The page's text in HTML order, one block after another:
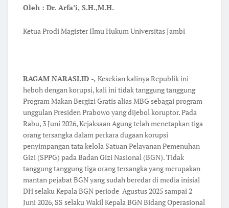
Oleh : Dr. Arfa’i, S.H.,M.H.
Ketua Prodi Magister Ilmu Hukum Universitas Jambi
RAGAM NARASI.ID -, Kesekian kalinya Republik ini
heboh dengan korupsi, kali ini tidak tanggung tanggung
Program Makan Bergizi Gratis alias MBG sebagai program
unggulan Presiden Prabowo yang dijebol koruptor. Pada
Rabu, 3 Juni 2026, Kejaksaan Agung telah menetapkan tiga
orang tersangka dalam perkara dugaan korupsi
penyimpangan tata kelola Satuan Pelayanan Pemenuhan
Gizi (SPPG) pada Badan Gizi Nasional (BGN). Tidak
tanggung tanggung tiga orang tersangka yang merupakan
mantan pejabat BGN yang sudah beredar di media inisial
DH selaku Kepala BGN periode Agustus 2025 sampai 2
Juni 2026, SS selaku Wakil Kepala BGN Bidang Operasional